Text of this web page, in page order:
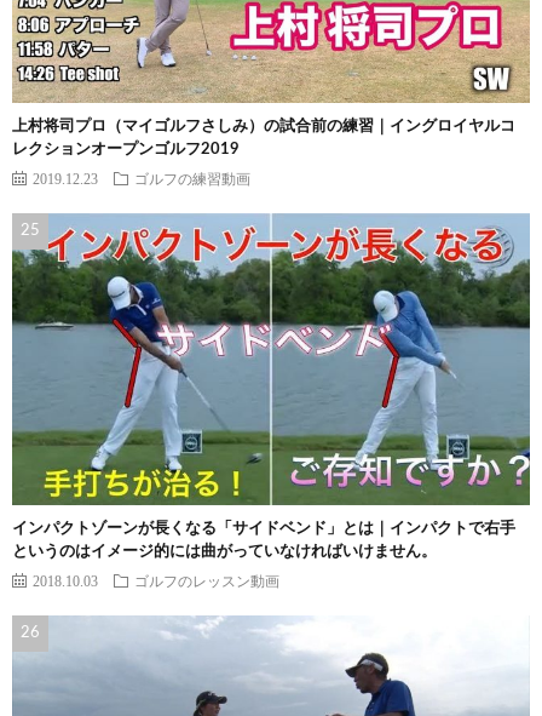
上村将司プロ（マイゴルフさしみ）の試合前の練習｜イングロイヤルコ
レクションオープンゴルフ2019
2019.12.23 ゴルフの練習動画
インパクトゾーンが長くなる「サイドベンド」とは｜インパクトで右手
というのはイメージ的には曲がっていなければいけません。
2018.10.03 ゴルフのレッスン動画